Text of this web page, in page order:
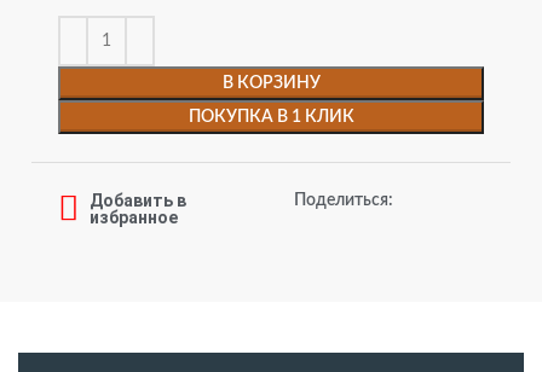
В КОРЗИНУ
ПОКУПКА В 1 КЛИК
Добавить в
избранное
Поделиться: